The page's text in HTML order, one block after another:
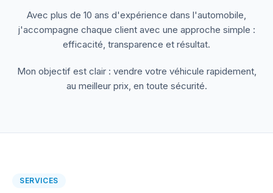
Avec plus de 10 ans d'expérience dans l'automobile,
j'accompagne chaque client avec une approche simple :
efficacité, transparence et résultat.
Mon objectif est clair : vendre votre véhicule rapidement,
au meilleur prix, en toute sécurité.
SERVICES